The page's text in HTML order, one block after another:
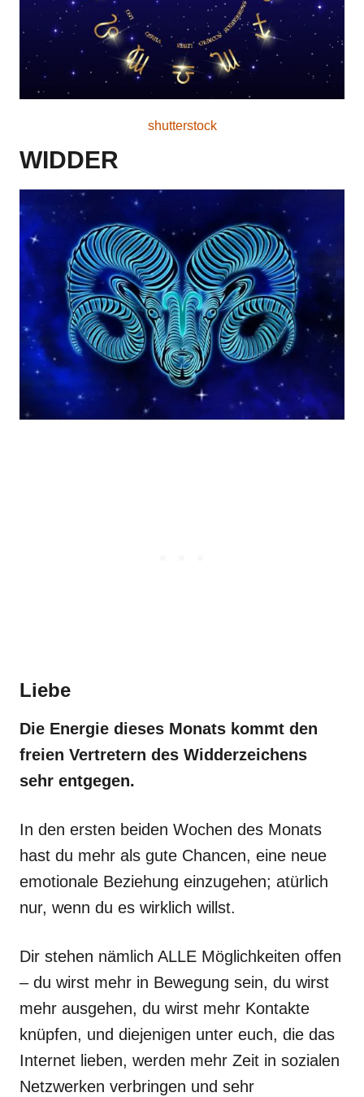
shutterstock
WIDDER
Liebe
Die Energie dieses Monats kommt den
freien Vertretern des Widderzeichens
sehr entgegen.
In den ersten beiden Wochen des Monats
hast du mehr als gute Chancen, eine neue
emotionale Beziehung einzugehen; atürlich
nur, wenn du es wirklich willst.
Dir stehen nämlich ALLE Möglichkeiten offen
– du wirst mehr in Bewegung sein, du wirst
mehr ausgehen, du wirst mehr Kontakte
knüpfen, und diejenigen unter euch, die das
Internet lieben, werden mehr Zeit in sozialen
Netzwerken verbringen und sehr